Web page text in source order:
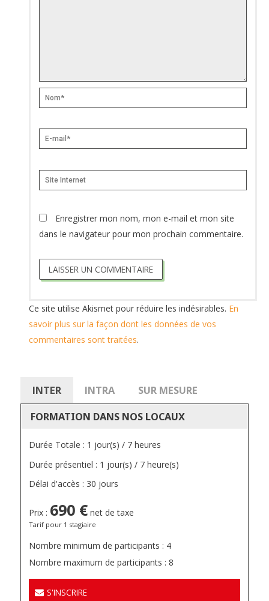
Nom*
E-
mail*
Site
Internet
Enregistrer mon nom, mon e-mail et mon site
dans le navigateur pour mon prochain commentaire.
Ce site utilise Akismet pour réduire les indésirables. En
savoir plus sur la façon dont les données de vos
commentaires sont traitées.
INTER
FORMATION DANS NOS LOCAUX
Durée Totale : 1 jour(s) / 7 heures
Durée présentiel : 1 jour(s) / 7 heure(s)
Délai d'accès : 30 jours
Prix : 690 € net de taxe
Tarif pour 1 stagiaire
Nombre minimum de participants : 4
Nombre maximum de participants : 8
S'INSCRIRE
INTRA SUR MESURE